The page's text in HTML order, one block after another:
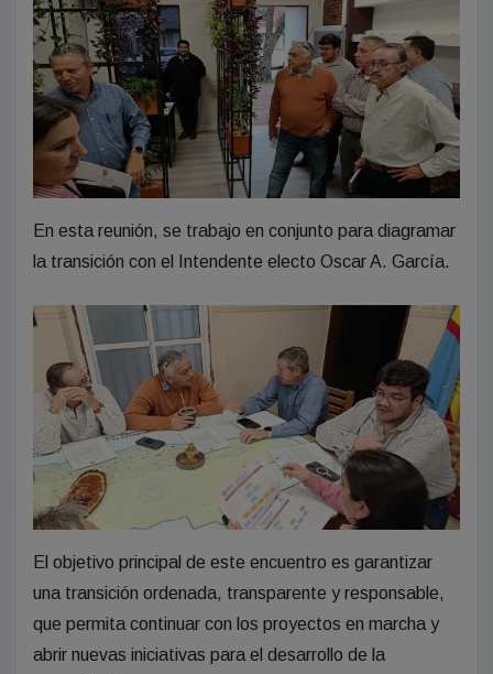
En esta reunión, se trabajo en conjunto para diagramar
la transición con el Intendente electo Oscar A. García.
El objetivo principal de este encuentro es garantizar
una transición ordenada, transparente y responsable,
que permita continuar con los proyectos en marcha y
abrir nuevas iniciativas para el desarrollo de la